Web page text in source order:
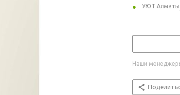
УЮТ Алматы
Наши